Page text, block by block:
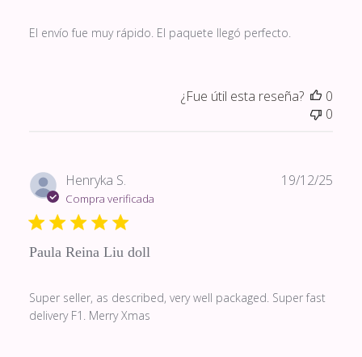
El envío fue muy rápido. El paquete llegó perfecto.
¿Fue útil esta reseña?
0
0
Henryka S.
Compra verificada
Paula Reina Liu doll
Super seller, as described, very well packaged. Super fast
delivery F1. Merry Xmas
19/12/25